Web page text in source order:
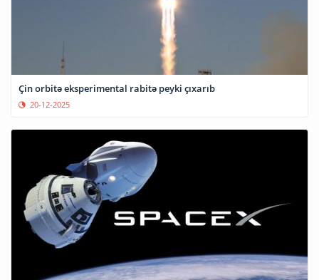
Çin orbitə eksperimental rabitə peyki çıxarıb
20-12-2025